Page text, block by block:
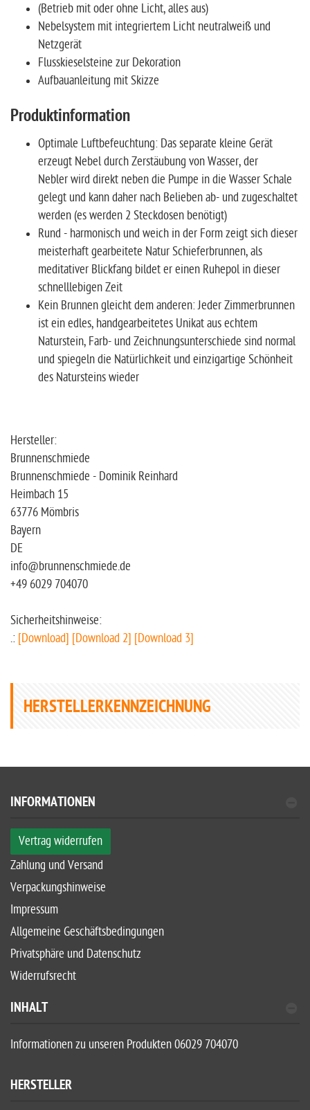
(Betrieb mit oder ohne Licht, alles aus)
Nebelsystem mit integriertem Licht neutralweiß und
Netzgerät
Flusskieselsteine zur Dekoration
Aufbauanleitung mit Skizze
Produktinformation
Optimale Luftbefeuchtung: Das separate kleine Gerät
erzeugt Nebel durch Zerstäubung von Wasser, der
Nebler wird direkt neben die Pumpe in die Wasser Schale
gelegt und kann daher nach Belieben ab- und zugeschaltet
werden (es werden 2 Steckdosen benötigt)
Rund - harmonisch und weich in der Form zeigt sich dieser
meisterhaft gearbeitete Natur Schieferbrunnen, als
meditativer Blickfang bildet er einen Ruhepol in dieser
schnelllebigen Zeit
Kein Brunnen gleicht dem anderen: Jeder Zimmerbrunnen
ist ein edles, handgearbeitetes Unikat aus echtem
Naturstein, Farb- und Zeichnungsunterschiede sind normal
und spiegeln die Natürlichkeit und einzigartige Schönheit
des Natursteins wieder
Hersteller:
Brunnenschmiede
Brunnenschmiede - Dominik Reinhard
Heimbach 15
63776 Mömbris
Bayern
DE
info@brunnenschmiede.de
+49 6029 704070
Sicherheitshinweise:
.: [Download] [Download 2] [Download 3]
HERSTELLERKENNZEICHNUNG
INFORMATIONEN
Vertrag widerrufen
Zahlung und Versand
Verpackungshinweise
Impressum
Allgemeine Geschäftsbedingungen
Privatsphäre und Datenschutz
Widerrufsrecht
INHALT
Informationen zu unseren Produkten 06029 704070
HERSTELLER